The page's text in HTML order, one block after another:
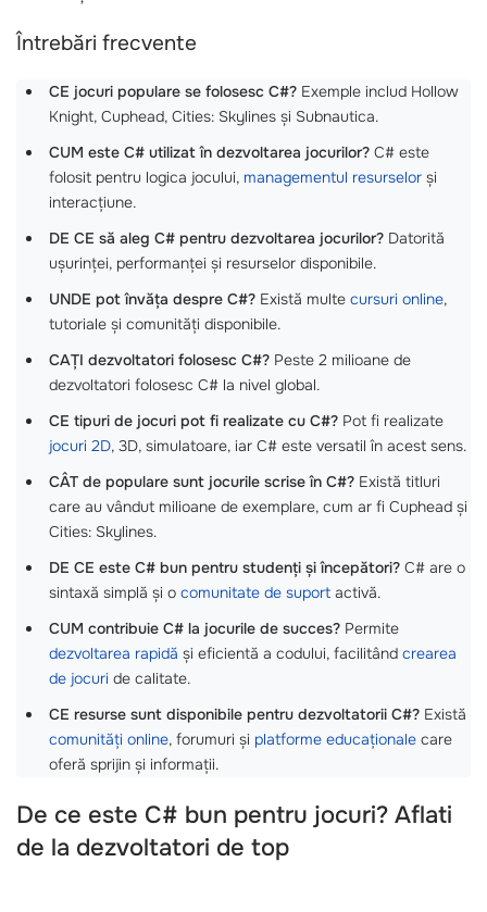
Întrebări frecvente
CE jocuri populare se folosesc C#? Exemple includ Hollow
Knight, Cuphead, Cities: Skylines și Subnautica.
CUM este C# utilizat în dezvoltarea jocurilor? C# este
folosit pentru logica jocului, managementul resurselor și
interacțiune.
DE CE să aleg C# pentru dezvoltarea jocurilor? Datorită
ușurinței, performanței și resurselor disponibile.
UNDE pot învăța despre C#? Există multe cursuri online,
tutoriale și comunități disponibile.
CAȚI dezvoltatori folosesc C#? Peste 2 milioane de
dezvoltatori folosesc C# la nivel global.
CE tipuri de jocuri pot fi realizate cu C#? Pot fi realizate
jocuri 2D, 3D, simulatoare, iar C# este versatil în acest sens.
CÂT de populare sunt jocurile scrise în C#? Există titluri
care au vândut milioane de exemplare, cum ar fi Cuphead și
Cities: Skylines.
DE CE este C# bun pentru studenți și începători? C# are o
sintaxă simplă și o comunitate de suport activă.
CUM contribuie C# la jocurile de succes? Permite
dezvoltarea rapidă și eficientă a codului, facilitând crearea
de jocuri de calitate.
CE resurse sunt disponibile pentru dezvoltatorii C#? Există
comunități online, forumuri și platforme educaționale care
oferă sprijin și informații.
De ce este C# bun pentru jocuri? Aflati
de la dezvoltatori de top